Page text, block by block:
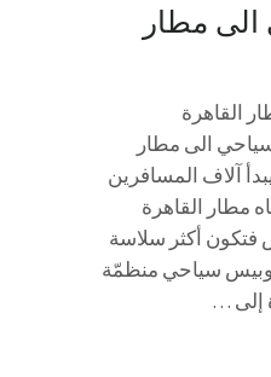
مطار
القاهرة
سياحي الى مطار
آلاف المسافرين
مطار القاهرة
فتكون أكثر سلاسة
سياحي منظمّة
إلى …